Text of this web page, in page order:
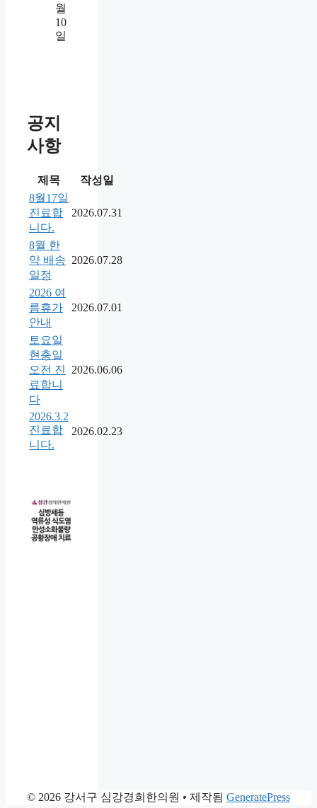
월
10
일
공지
사항
제목
작성일
8월17일
진료합
니다.
2026.07.31
8월 한
약 배송
일정
2026.07.28
2026 여
름휴가
안내
2026.07.01
토요일
현충일
오전 진
료합니
다
2026.06.06
2026.3.2
진료합
니다.
2026.02.23
© 2026 강서구 심강경희한의원 • 제작됨 GeneratePress